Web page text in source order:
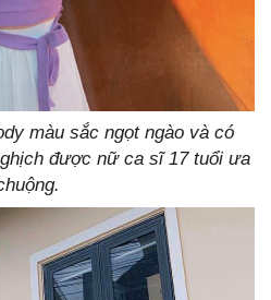
màu sắc ngọt ngào và có
được nữ ca sĩ 17 tuổi ưa